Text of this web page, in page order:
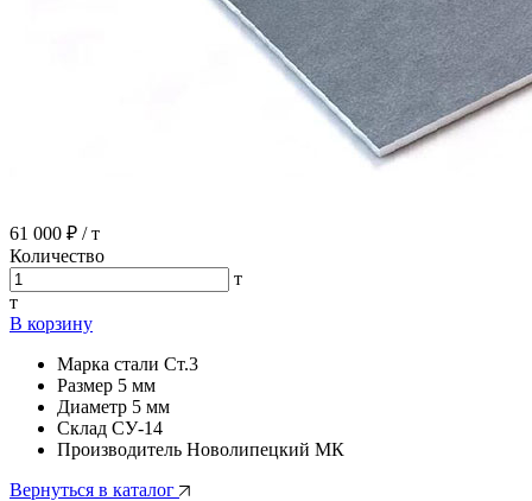
61 000 ₽ / т
Количество
т
т
В корзину
Марка стали Ст.3
Размер 5 мм
Диаметр 5 мм
Склад СУ-14
Производитель Новолипецкий МК
Вернуться в каталог